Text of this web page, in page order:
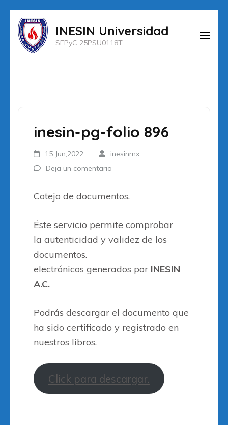
Saltar
contenido
INESIN Universidad
SEPyC 25PSU0118T
inesin-pg-folio 896
15 Jun,2022
inesinmx
Deja un comentario
Cotejo de documentos.
Éste servicio permite comprobar
la autenticidad y validez de los
documentos.
electrónicos generados por INESIN
A.C.
Podrás descargar el documento que
ha sido certificado y registrado en
nuestros libros.
Click para descargar.